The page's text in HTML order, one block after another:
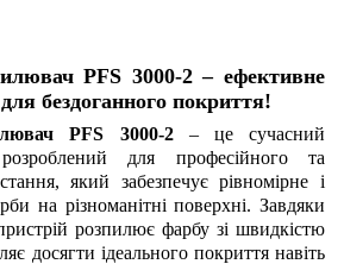
PFS 3000-2 – ефективне
бездоганного покриття!
PFS 3000-2– це сучасний
для професійного та
який забезпечує рівномірне і
на різноманітні поверхні. Завдяки
розпилює фарбу зі швидкістю
досягти ідеального покриття навіть